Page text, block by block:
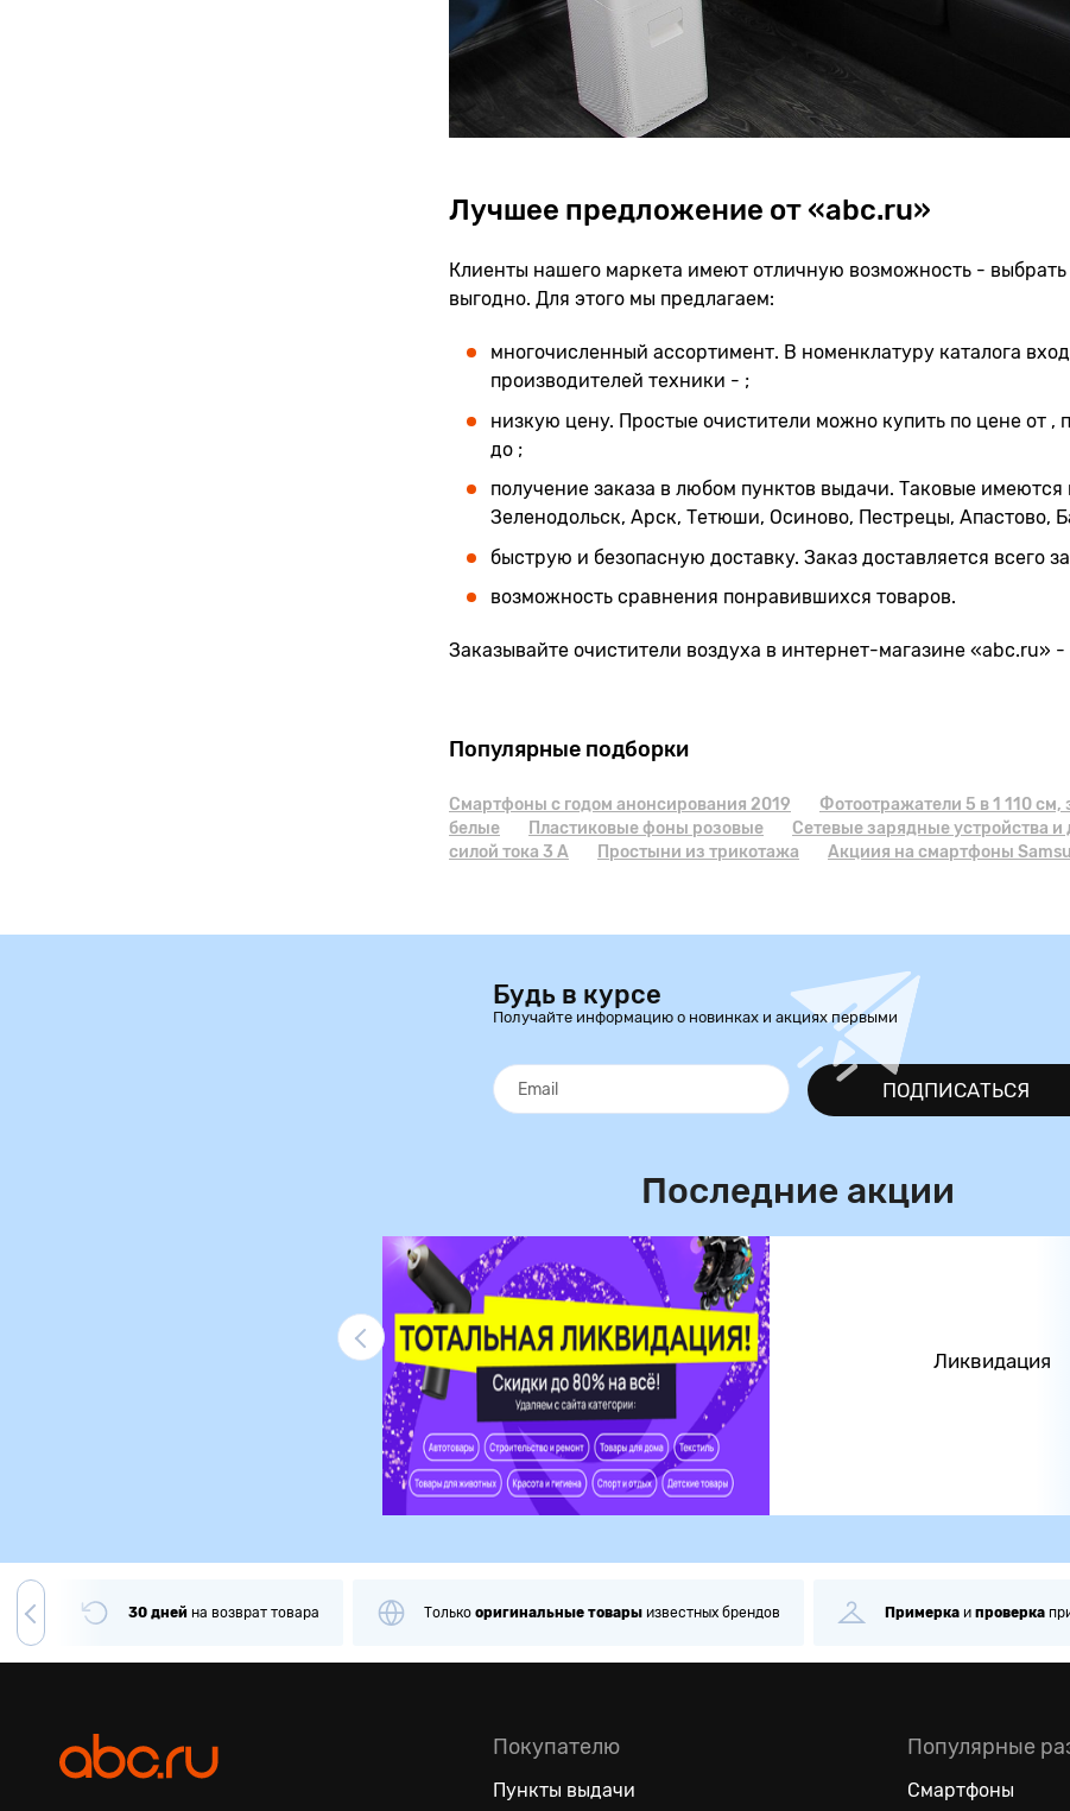
Лучшее предложение от «abc.ru»
Клиенты нашего маркета имеют отличную возможность - выбрать
выгодно. Для этого мы предлагаем:
многочисленный ассортимент. В номенклатуру каталога
производителей техники - ;
низкую цену. Простые очистители можно купить по цене от ,
до ;
получение заказа в любом пунктов выдачи. Таковые имеются
Зеленодольск, Арск, Тетюши, Осиново, Пестрецы, Апастово,
быструю и безопасную доставку. Заказ доставляется всего
возможность сравнения понравившихся товаров.
Заказывайте очистители воздуха в интернет-магазине «abc.ru»
Популярные подборки
Смартфоны с годом анонсирования 2019 Фотоотражатели 5 в 1 110 см,
белые
Пластиковые фоны розовые
Сетевые зарядные устройства
силой тока 3 А
Простыни из трикотажа Акциия на смартфоны
Будь в курсе
Получайте информацию о новинках и акциях первыми
ПОДПИСАТЬСЯ
Последние акции
Ликвидация
дней возврат товара Только оригинальныетоварыизвестных брендов Примерка проверка при получении
Покупателю
Пункты выдачи
Популярные
Смартфоны